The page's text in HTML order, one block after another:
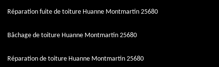
Réparation fuite de toiture Huanne Montmartin 25680
Bâchage de toiture Huanne Montmartin 25680
Réparation de toiture Huanne Montmartin 25680